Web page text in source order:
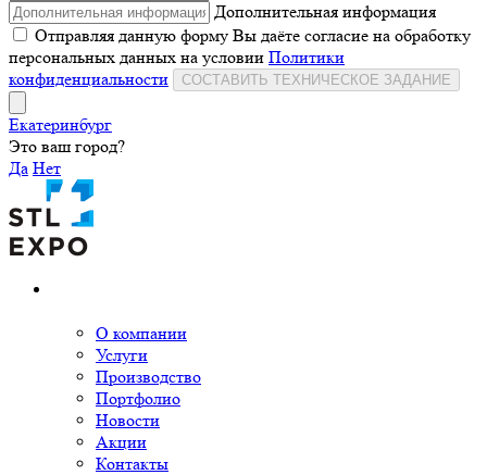
Дополнительная информация
Отправляя данную форму Вы даёте согласие на обработку
персональных данных на условии Политики
конфиденциальности
СОСТАВИТЬ ТЕХНИЧЕСКОЕ ЗАДАНИЕ
Екатеринбург
Это ваш город?
Да Нет
О компании
Услуги
Производство
Портфолио
Новости
Акции
Контакты